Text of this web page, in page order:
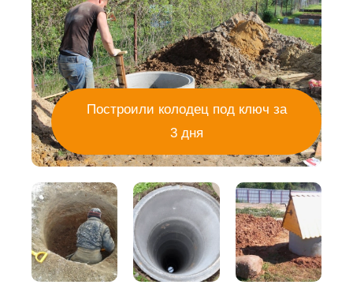
Построили колодец под ключ за
3 дня